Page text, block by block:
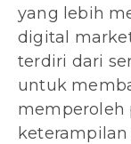
yang lebih
digital
terdiri dari
untuk
memperoleh